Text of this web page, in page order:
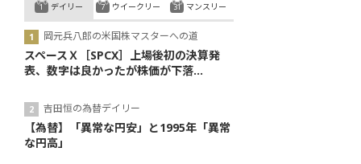
デイリー
岡元兵八郎の米国株マスターへの道
スペースＸ［SPCX］上場後初の決算発
表、数字は良かったが株価が下落...
吉田恒の為替デイリー
【為替】「異常な円安」と1995年「異常
な円高」
ウイークリー マンスリー